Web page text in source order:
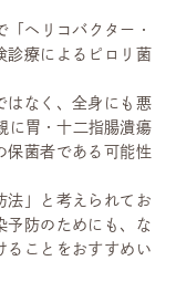
ヘリコバクター・
診療によるピロリ菌
はなく、全身にも悪
に胃・十二指腸潰瘍
保菌者である可能性
法」と考えられてお
予防のためにも、な
ることをおすすめい